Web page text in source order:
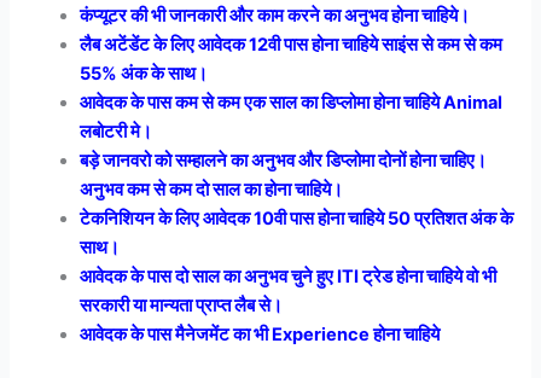
कंप्यूटर की भी जानकारी और काम करने का अनुभव होना चाहिये।
लैब अटेंडेंट के लिए आवेदक 12वी पास होना चाहिये साइंस से कम से कम
55% अंक के साथ।
आवेदक के पास कम से कम एक साल का डिप्लोमा होना चाहिये Animal
लबोटरी मे।
बड़े जानवरो को सम्हालने का अनुभव और डिप्लोमा दोनों होना चाहिए।
अनुभव कम से कम दो साल का होना चाहिये।
टेकनिशियन के लिए आवेदक 10वी पास होना चाहिये 50 प्रतिशत अंक के
साथ।
आवेदक के पास दो साल का अनुभव चुने हुए ITI ट्रेड होना चाहिये वो भी
सरकारी या मान्यता प्राप्त लैब से।
आवेदक के पास मैनेजमेंट का भी Experience होना चाहिये